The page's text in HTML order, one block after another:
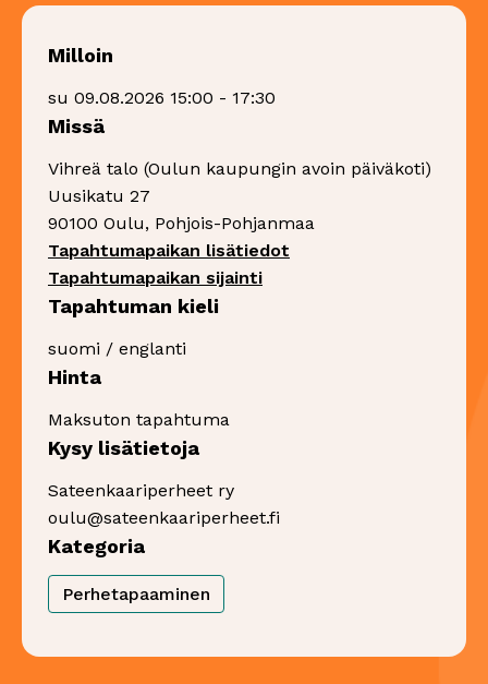
Milloin
su 09.08.2026 15:00 - 17:30
Missä
Vihreä talo (Oulun kaupungin avoin päiväkoti)
Uusikatu 27
90100 Oulu, Pohjois-Pohjanmaa
Tapahtumapaikan lisätiedot
Tapahtumapaikan sijaintiSivu avautuu uudessa
Tapahtuman kieli
suomi / englanti
Hinta
Maksuton tapahtuma
Kysy lisätietoja
Sateenkaariperheet ry
oulu@sateenkaariperheet.fi
Kategoria
Perhetapaaminen